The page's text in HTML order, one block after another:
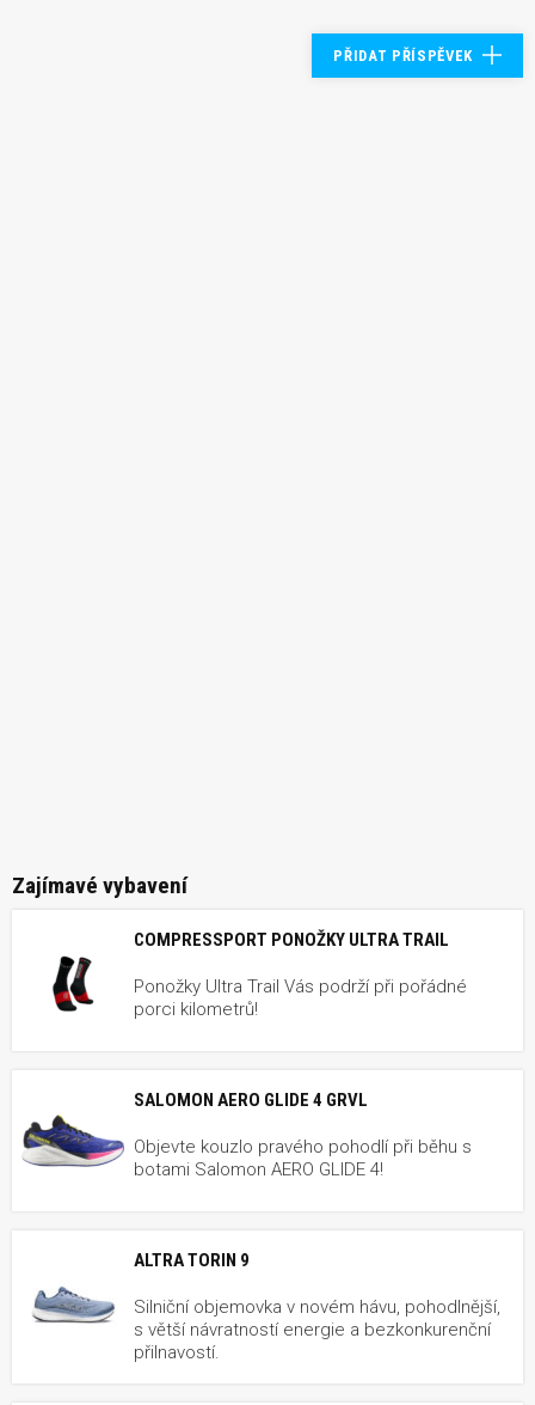
PŘIDAT PŘÍSPĚVEK
Zajímavé vybavení
COMPRESSPORT PONOŽKY ULTRA TRAIL
Ponožky Ultra Trail Vás podrží při pořádné
porci kilometrů!
SALOMON AERO GLIDE 4 GRVL
Objevte kouzlo pravého pohodlí při běhu s
botami Salomon AERO GLIDE 4!
ALTRA TORIN 9
Silniční objemovka v novém hávu, pohodlnější,
s větší návratností energie a bezkonkurenční
přilnavostí.